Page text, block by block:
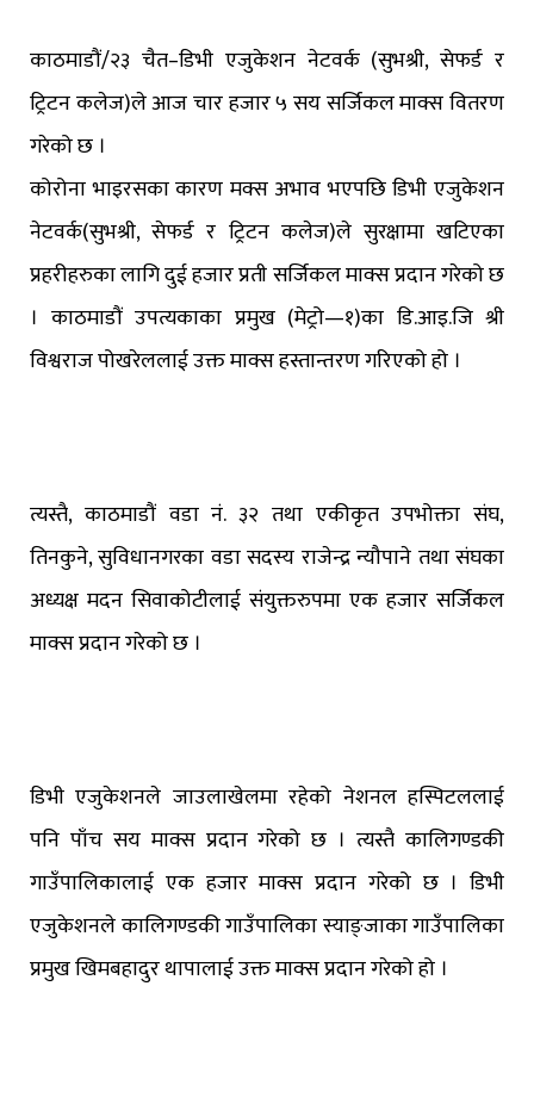
काठमाडौं/२३ चैत–डिभी एजुकेशन नेटवर्क (सुभश्री, सेफर्ड र
ट्रिटन कलेज)ले आज चार हजार ५ सय सर्जिकल माक्स वितरण
गरेको छ ।
कोरोना भाइरसका कारण मक्स अभाव भएपछि डिभी एजुकेशन
नेटवर्क(सुभश्री, सेफर्ड र ट्रिटन कलेज)ले सुरक्षामा खटिएका
प्रहरीहरुका लागि दुई हजार प्रती सर्जिकल माक्स प्रदान गरेको छ
। काठमाडौं उपत्यकाका प्रमुख (मेट्रो—१)का डि.आइ.जि श्री
विश्वराज पोखरेललाई उक्त माक्स हस्तान्तरण गरिएको हो ।
त्यस्तै, काठमाडौं वडा नं. ३२ तथा एकीकृत उपभोक्ता संघ,
तिनकुने, सुविधानगरका वडा सदस्य राजेन्द्र न्यौपाने तथा संघका
अध्यक्ष मदन सिवाकोटीलाई संयुक्तरुपमा एक हजार सर्जिकल
माक्स प्रदान गरेको छ ।
डिभी एजुकेशनले जाउलाखेलमा रहेको नेशनल हस्पिटललाई
पनि पाँच सय माक्स प्रदान गरेको छ । त्यस्तै कालिगण्डकी
गाउँपालिकालाई एक हजार माक्स प्रदान गरेको छ । डिभी
एजुकेशनले कालिगण्डकी गाउँपालिका स्याङ्जाका गाउँपालिका
प्रमुख खिमबहादुर थापालाई उक्त माक्स प्रदान गरेको हो ।